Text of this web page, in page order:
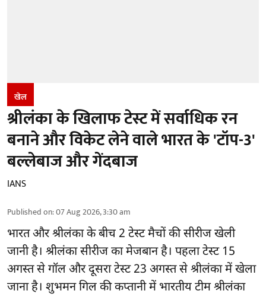
खेल
श्रीलंका के खिलाफ टेस्ट में सर्वाधिक रन
बनाने और विकेट लेने वाले भारत के 'टॉप-3'
बल्लेबाज और गेंदबाज
IANS
Published on:07 Aug 2026, 3:30 am
भारत और श्रीलंका के बीच 2 टेस्ट मैचोंकी सीरीज खेली
जानी है। श्रीलंका सीरीज का मेजबान है। पहला टेस्ट 15
अगस्त से गॉल और दूसरा टेस्ट 23 अगस्त से श्रीलंका में खेला
जाना है। शुभमन गिल की कप्तानी में भारतीय टीम श्रीलंका